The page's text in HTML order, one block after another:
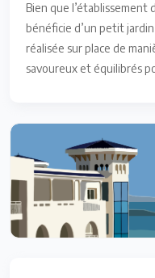
Bien que l’établissement
bénéficie d’un petit
réalisée sur place de
savoureux et équilibrés